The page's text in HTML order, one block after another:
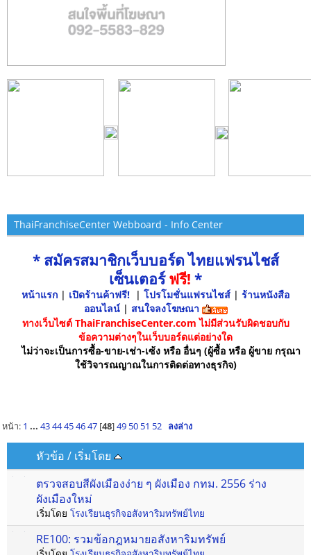
ThaiFranchiseCenter Webboard - Info Center
* สมัครสมาชิกเว็บบอร์ด ไทยแฟรนไชส์
เซ็นเตอร์ฟรี! *
หน้าแรก | เปิดร้านค้าฟรี! | โปรโมชั่นแฟรนไชส์ | ร้านหนังสือ
ออนไลน์ | สนใจลงโฆษณา
ทางเว็บไซต์ ThaiFranchiseCenter.com ไม่มีส่วนรับผิดชอบกับ
ข้อความต่างๆในเว็บบอร์ดแต่อย่างใด
ไม่ว่าจะเป็นการซื้อ-ขาย-เช่า-เซ้ง หรือ อื่นๆ (ผู้ซื้อ หรือ ผู้ขาย กรุณา
ใช้วิจารณญาณในการติดต่อทางธุรกิจ)
หน้า: 1 ... 43 44 45 46 47[48]49 50 51 52 ลงล่าง
หัวข้อ / เริ่มโดย
ตรวจสอบสีผังเมืองง่าย ๆ ผังเมือง กทม. 2556 ร่าง
ผังเมืองใหม่
เริ่มโดย โรงเรียนธุรกิจอสังหาริมทรัพย์ไทย
RE100: รวมข้อกฎหมายอสังหาริมทรัพย์